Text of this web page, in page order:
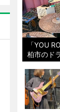
「YOU
柏市のド